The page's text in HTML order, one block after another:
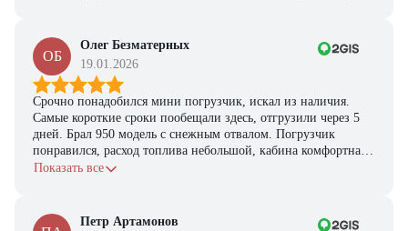
ОБ
Олег Безматерных
19.01.2026
Срочно понадобился мини погрузчик, искал из наличия.
Самые короткие сроки пообещали здесь, отгрузили через 5
дней. Брал 950 модель с снежным отвалом. Погрузчик
понравился, расход топлива небольшой, кабина комфортная,
с задачами справляется.
Показать все
Петр Артамонов